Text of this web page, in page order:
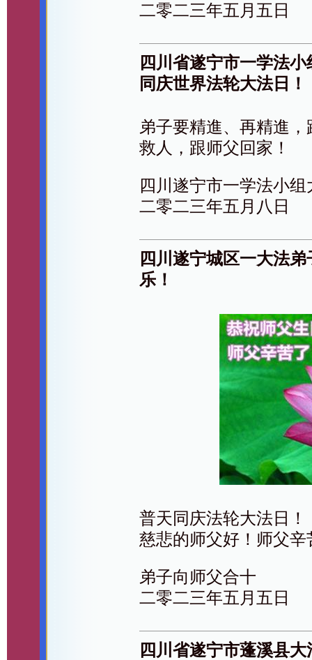
二零二三年五月五日
四川省遂宁市一学法
同庆世界法轮大法日！
弟子要精進、再精進
救人，跟师父回家！
四川遂宁市一学法小
二零二三年五月八日
四川遂宁城区一大法
乐！
普天同庆法轮大法日！
慈悲的师父好！师父辛
弟子向师父合十
二零二三年五月五日
四川省遂宁市蓬溪县